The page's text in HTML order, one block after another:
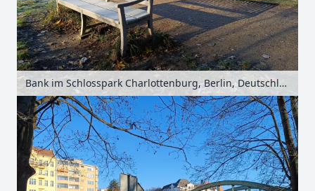
Bank im Schlosspark Charlottenburg, Berlin, Deutschland